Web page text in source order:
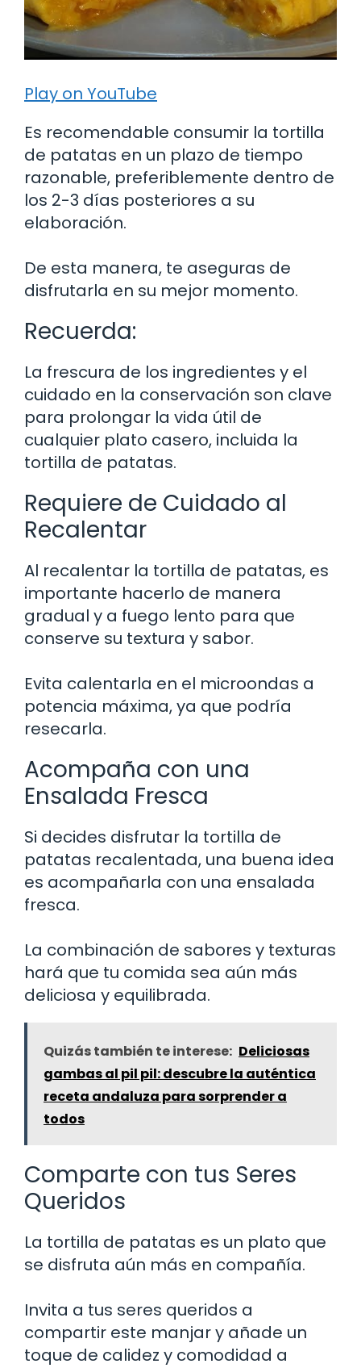
Play on YouTube
Es recomendable consumir la tortilla
de patatas en un plazo de tiempo
razonable, preferiblemente dentro de
los 2-3 días posteriores a su
elaboración.
De esta manera, te aseguras de
disfrutarla en su mejor momento.
Recuerda:
La frescura de los ingredientes y el
cuidado en la conservación son clave
para prolongar la vida útil de
cualquier plato casero, incluida la
tortilla de patatas.
Requiere de Cuidado al
Recalentar
Al recalentar la tortilla de patatas, es
importante hacerlo de manera
gradual y a fuego lento para que
conserve su textura y sabor.
Evita calentarla en el microondas a
potencia máxima, ya que podría
resecarla.
Acompaña con una
Ensalada Fresca
Si decides disfrutar la tortilla de
patatas recalentada, una buena idea
es acompañarla con una ensalada
fresca.
La combinación de sabores y texturas
hará que tu comida sea aún más
deliciosa y equilibrada.
Quizás también te interese: Deliciosas
gambas al pil pil: descubre la auténtica
receta andaluza para sorprender a
todos
Comparte con tus Seres
Queridos
La tortilla de patatas es un plato que
se disfruta aún más en compañía.
Invita a tus seres queridos a
compartir este manjar y añade un
toque de calidez y comodidad a